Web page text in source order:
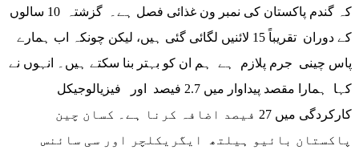
کہ گندم پاکستان کی نمبر ون غذائی فصل ہے۔ گزشتہ 10 سالوں
کے دوران تقریباً 15 لائنیں لگائی گئی ہیں، لیکن چونکہ اب ہمارے
پاس چینی جرم پلازم ہے ہم ان کو بہتر بنا سکتے ہیں۔ انہوں نے
کہا ہمارا مقصد پیداوار میں 2.7 فیصد اور فیزیالوجیکل
کارکردگی میں 27 فیصد اضافہ کرنا ہے۔ کسان چین
پاکستان بائیو ہیلتھ ایگریکلچر اور سی سائنس